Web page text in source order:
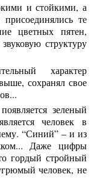
и стойкими, а
те
цветных пятен,
структуру
характер
сохранял свое
зеленый
человек в
“Синий” – и из
Даже цифры
гордый стройный
человек, не